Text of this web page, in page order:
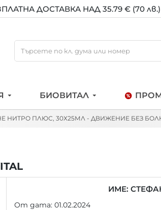
ДОСТАВКА НАД 35.79 € (70
БИОВИТАЛ
НИТРО ПЛЮС, 30Х25МЛ - ДВИЖЕНИЕ БЕЗ
ИМЕ:
От дата: 01.02.2024